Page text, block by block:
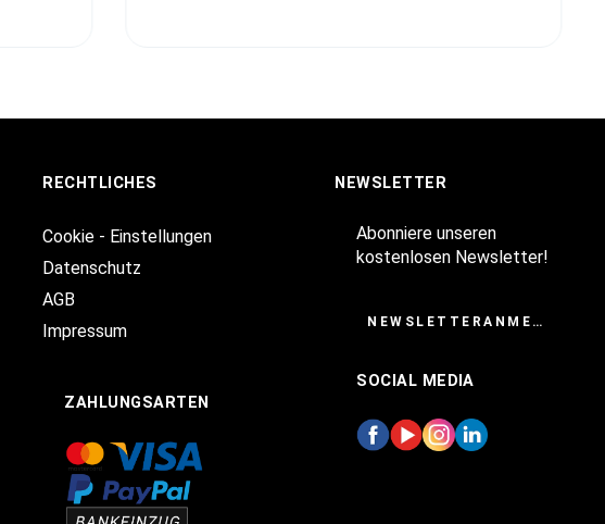
RECHTLICHES
Cookie - Einstellungen
Datenschutz
AGB
Impressum
ZAHLUNGSARTEN
NEWSLETTER
Abonniere unseren
kostenlosen Newsletter!
NEWSLETTERANMELDUNG
SOCIAL MEDIA